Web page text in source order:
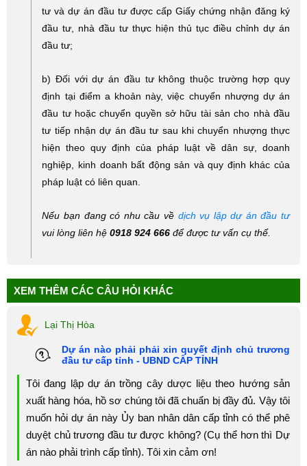
tư và dự án đầu tư được cấp Giấy chứng nhận đăng ký
đầu tư, nhà đầu tư thực hiện thủ tục điều chỉnh dự án
đầu tư;
b) Đối với dự án đầu tư không thuộc trường hợp quy
định tại điểm a khoản này, việc chuyển nhượng dự án
đầu tư hoặc chuyển quyền sở hữu tài sản cho nhà đầu
tư tiếp nhận dự án đầu tư sau khi chuyển nhượng thực
hiện theo quy định của pháp luật về dân sự, doanh
nghiệp, kinh doanh bất động sản và quy định khác của
pháp luật có liên quan.
Nếu bạn đang có nhu cầu về dịch vụ lập dự án đầu tư
vui lòng liên hệ0918 924 666 để được tư vấn cụ thể.
XEM THÊM CÁC CÂU HỎI KHÁC
Lại Thị Hòa
Dự án nào phải phải xin quyết định chủ trương
đầu tư cấp tỉnh - UBND CẤP TỈNH
Tôi đang lập dự án trồng cây dược liệu theo hướng sản
xuất hàng hóa, hồ sơ chúng tôi đã chuẩn bị đầy đủ. Vậy tôi
muốn hỏi dự án này Ủy ban nhân dân cấp tỉnh có thể phê
duyệt chủ trương đầu tư được không? (Cụ thể hơn thì Dự
án nào phải trình cấp tỉnh). Tôi xin cảm ơn!